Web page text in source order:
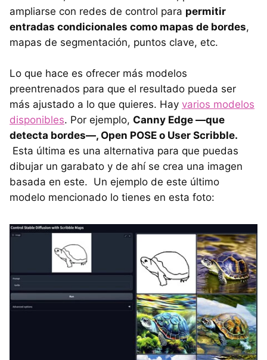
ampliarse con redes de control para permitir
entradas condicionales como mapas de bordes,
mapas de segmentación, puntos clave, etc.
Lo que hace es ofrecer más modelos
preentrenados para que el resultado pueda ser
más ajustado a lo que quieres. Hay varios modelos
disponibles. Por ejemplo, Canny Edge —que
detecta bordes—, Open POSE o User Scribble.
Esta última es una alternativa para que puedas
dibujar un garabato y de ahí se crea una imagen
basada en este. Un ejemplo de este último
modelo mencionado lo tienes en esta foto: